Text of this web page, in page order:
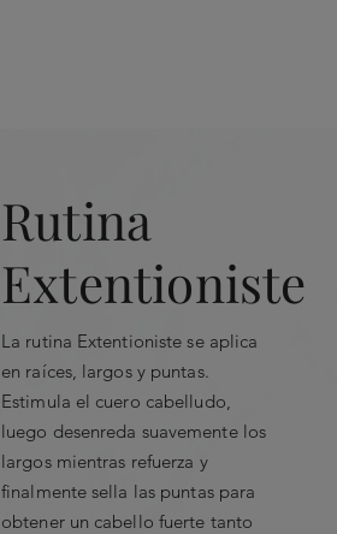
Rutina
Extentioniste
La rutina Extentioniste se aplica
en raíces, largos y puntas.
Estimula el cuero cabelludo,
luego desenreda suavemente los
largos mientras refuerza y
finalmente sella las puntas para
obtener un cabello fuerte tanto